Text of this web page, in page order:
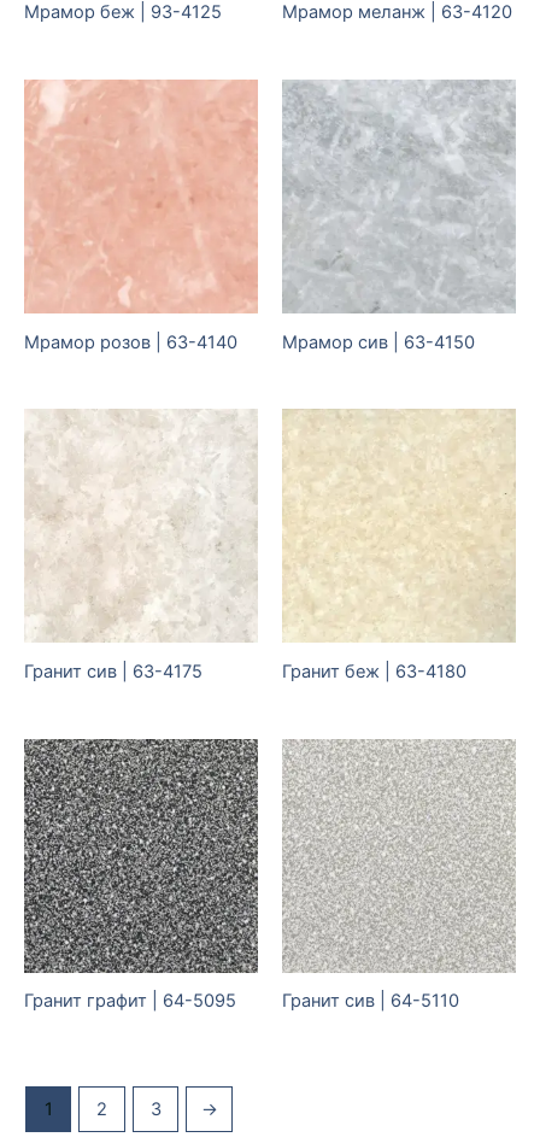
Мрамор беж | 93-4125 Мрамор меланж | 63-4120
Мрамор розов | 63-4140 Мрамор сив | 63-4150
Гранит сив | 63-4175 Гранит беж | 63-4180
Гранит графит | 64-5095 Гранит сив | 64-5110
1 2 3 →